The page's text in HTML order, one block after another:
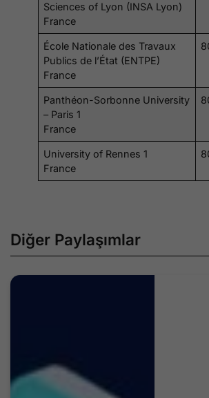
Sciences of Lyon (INSA Lyon)
France
École Nationale des Travaux
Publics de l’État (ENTPE)
France
Panthéon-Sorbonne University
– Paris 1
France
University of Rennes 1
France
Diğer Paylaşımlar